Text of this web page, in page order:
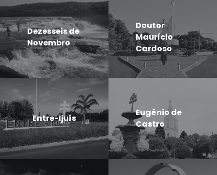
Dezesseis de
Novembro
Doutor
Maurício
Cardoso
Entre-Ijuís
Eugênio de
Castro